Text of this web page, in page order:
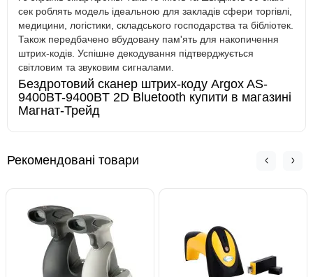
сек роблять модель ідеальною для закладів сфери торгівлі,
медицини, логістики, складського господарства та бібліотек.
Також передбачено вбудовану пам'ять для накопичення
штрих-кодів. Успішне декодування підтверджується
світловим та звуковим сигналами.
Бездротовий сканер штрих-коду Argox AS-
9400BT-9400BT 2D Bluetooth купити в магазині
Магнат-Трейд
Рекомендовані товари